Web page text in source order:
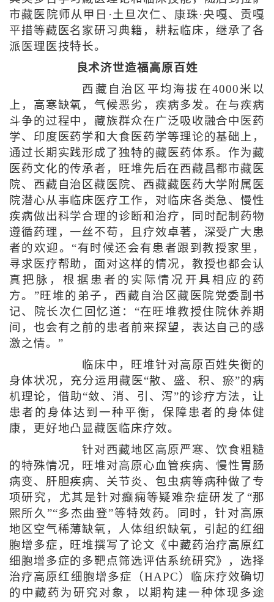
市藏医院师从甲日·土旦次仁、康珠·央嘎、贡嘎
平措等藏医名家研习典籍，耕耘临床，继承了各
派医理医技特长。
良术济世造福高原百姓
西藏自治区平均海拔在4000米以
上，高寒缺氧，气候恶劣，疾病多发。在与疾病
斗争的过程中，藏族群众在广泛吸收融合中医药
学、印度医药学和大食医药学等理论的基础上，
通过长期实践形成了独特的藏医药体系。作为藏
医药文化的传承者，旺堆先后在西藏昌都市藏医
院、西藏自治区藏医院、西藏藏医药大学附属医
院潜心从事临床医疗工作，对临床各类急、慢性
疾病做出科学合理的诊断和治疗，同时配制药物
遵循药理，一丝不苟，且疗效卓著，深受广大患
者的欢迎。“有时候还会有患者跟到教授家里，
寻求医疗帮助，面对这样的情况，教授也都会认
真把脉，根据患者的实际情况开具相应的药
方。”旺堆的弟子，西藏自治区藏医院党委副书
记、院长次仁回忆道：“在旺堆教授住院休养期
间，也会有之前的患者前来探望，表达自己的感
激之情。”
临床中，旺堆针对高原百姓失衡的
身体状况，充分运用藏医“散、盛、积、瘀”的病
机理论，借助“敛、消、引、泻”的诊疗方法，让
患者的身体达到一种平衡，保障患者的身体健
康，更好地凸显藏医临床疗效。
针对西藏地区高原严寒、饮食粗糙
的特殊情况，旺堆对高原心血管疾病、慢性胃肠
病变、肝胆疾病、关节炎、包虫病等病种做了专
项研究，尤其是针对癫痫等疑难杂症研发了“那
熙所久”“多杰曲登”等特效药。同时，针对高原
地区空气稀薄缺氧，人体组织缺氧，引起的红细
胞增多症，旺堆撰写了论文《中藏药治疗高原红
细胞增多症的多靶点筛选评估系统研究》，选择
治疗高原红细胞增多症（HAPC）临床疗效确切
的中藏药为研究对象，以期构建一种体现多途